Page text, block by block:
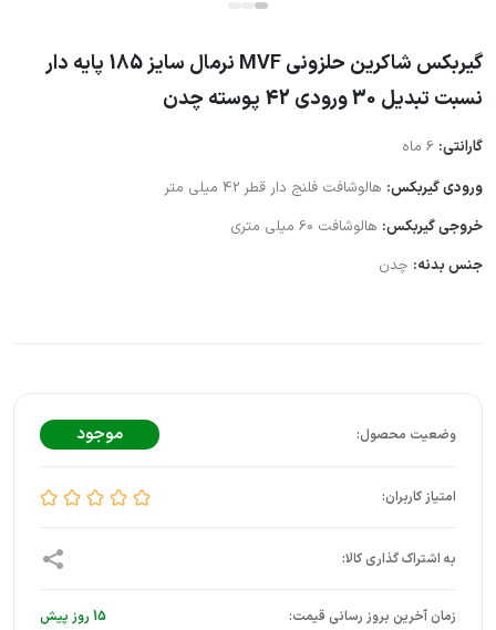
گیربکس شاکرین حلزونی MVF نرمال سایز 185 پایه دار
نسبت تبدیل 30 ورودی 42 پوسته چدن
گارانتی:
ورودی گیربکس: هالوشافت فلنج دار قطر 42 میلی متر
خروجی گیربکس: هالوشافت 60 میلی متری
جنس بدنه: چدن
موجود
زمان آخرین بروز رسانی قیمت: 15 روز پیش